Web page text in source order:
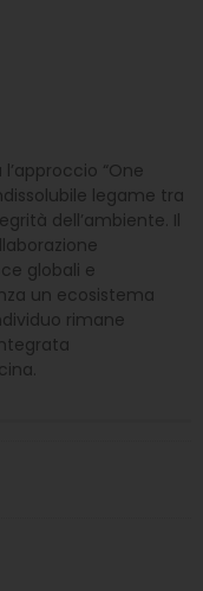
“One
legame tra
dell’ambiente. Il
globali e
un ecosistema
rimane